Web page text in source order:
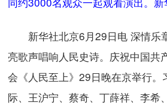
新华社北京6月29日电 深情乐
亮歌声唱响人民史诗。庆祝中国共
会《人民至上》29日晚在京举行。
际、王沪宁、蔡奇、丁薛祥、李希